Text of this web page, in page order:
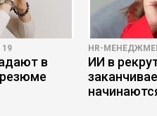
19
в
HR-
ИИ в